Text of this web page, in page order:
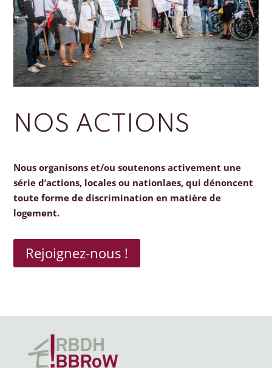
NOS ACTIONS
Nous organisons et/ou soutenons activement une
série d’actions, locales ou nationlaes, qui dénoncent
toute forme de discrimination en matière de
logement.
Rejoignez-nous !